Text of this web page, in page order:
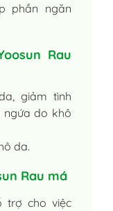
phần ngăn
Rau
giảm tình
do khô
da.
Rau má
trợ cho việc